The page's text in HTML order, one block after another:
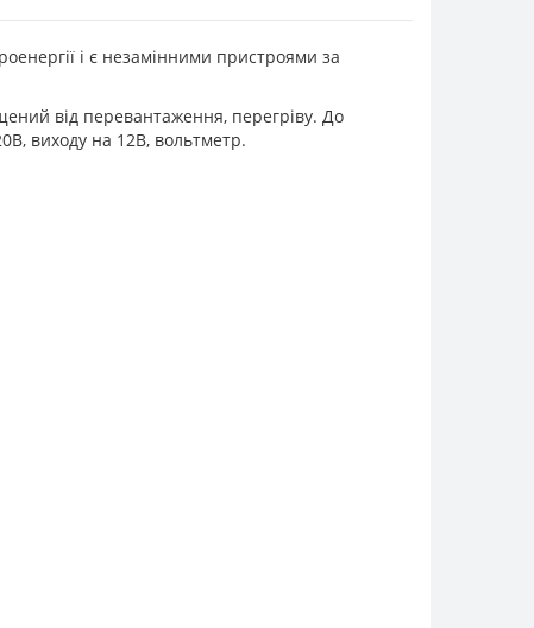
і є незамінними пристроями за
від перевантаження, перегріву. До
виходу на 12В, вольтметр.